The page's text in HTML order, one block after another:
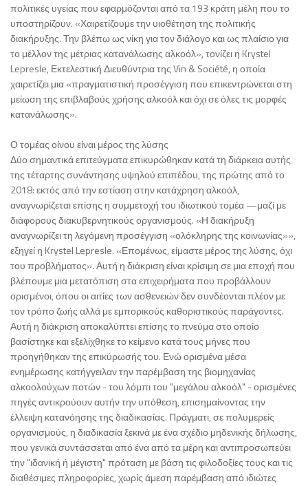
πολιτικές υγείας που εφαρμόζονται από τα 193 κράτη μέλη που το
υποστηρίζουν. «Χαιρετίζουμε την υιοθέτηση της πολιτικής
διακήρυξης. Την βλέπω ως νίκη για τον διάλογο και ως πλαίσιο για
το μέλλον της μέτριας κατανάλωσης αλκοόλ», τονίζει η Krystel
Lepresle, Εκτελεστική Διευθύντρια της Vin & Société, η οποία
χαιρετίζει μια «πραγματιστική προσέγγιση που επικεντρώνεται στη
μείωση της επιβλαβούς χρήσης αλκοόλ και όχι σε όλες τις μορφές
κατανάλωσης».
Ο τομέας οίνου είναι μέρος της λύσης
Δύο σημαντικά επιτεύγματα επικυρώθηκαν κατά τη διάρκεια αυτής
της τέταρτης συνάντησης υψηλού επιπέδου, της πρώτης από το
2018: εκτός από την εστίαση στην κατάχρηση αλκοόλ,
αναγνωρίζεται επίσης η συμμετοχή του ιδιωτικού τομέα —μαζί με
διάφορους διακυβερνητικούς οργανισμούς. «Η διακήρυξη
αναγνωρίζει τη λεγόμενη προσέγγιση «ολόκληρης της κοινωνίας»»,
εξηγεί η Krystel Lepresle. «Επομένως, είμαστε μέρος της λύσης, όχι
του προβλήματος». Αυτή η διάκριση είναι κρίσιμη σε μια εποχή που
βλέπουμε μια μετατόπιση στα επιχειρήματα που προβάλλουν
ορισμένοι, όπου οι αιτίες των ασθενειών δεν συνδέονται πλέον με
τον τρόπο ζωής αλλά με εμπορικούς καθοριστικούς παράγοντες.
Αυτή η διάκριση αποκαλύπτει επίσης το πνεύμα στο οποίο
βασίστηκε και εξελίχθηκε το κείμενο κατά τους μήνες που
προηγήθηκαν της επικύρωσής του. Ενώ ορισμένα μέσα
ενημέρωσης κατήγγειλαν την παρέμβαση της βιομηχανίας
αλκοολούχων ποτών - του λόμπι του "μεγάλου αλκοόλ" - ορισμένες
πηγές αντικρούουν αυτήν την υπόθεση, επισημαίνοντας την
έλλειψη κατανόησης της διαδικασίας. Πράγματι, σε πολυμερείς
οργανισμούς, η διαδικασία ξεκινά με ένα σχέδιο μηδενικής δήλωσης,
που γενικά συντάσσεται από ένα από τα μέρη και αντιπροσωπεύει
την "ιδανική ή μέγιστη" πρόταση με βάση τις φιλοδοξίες τους και τις
διαθέσιμες πληροφορίες, χωρίς άμεση παρέμβαση από ιδιώτες